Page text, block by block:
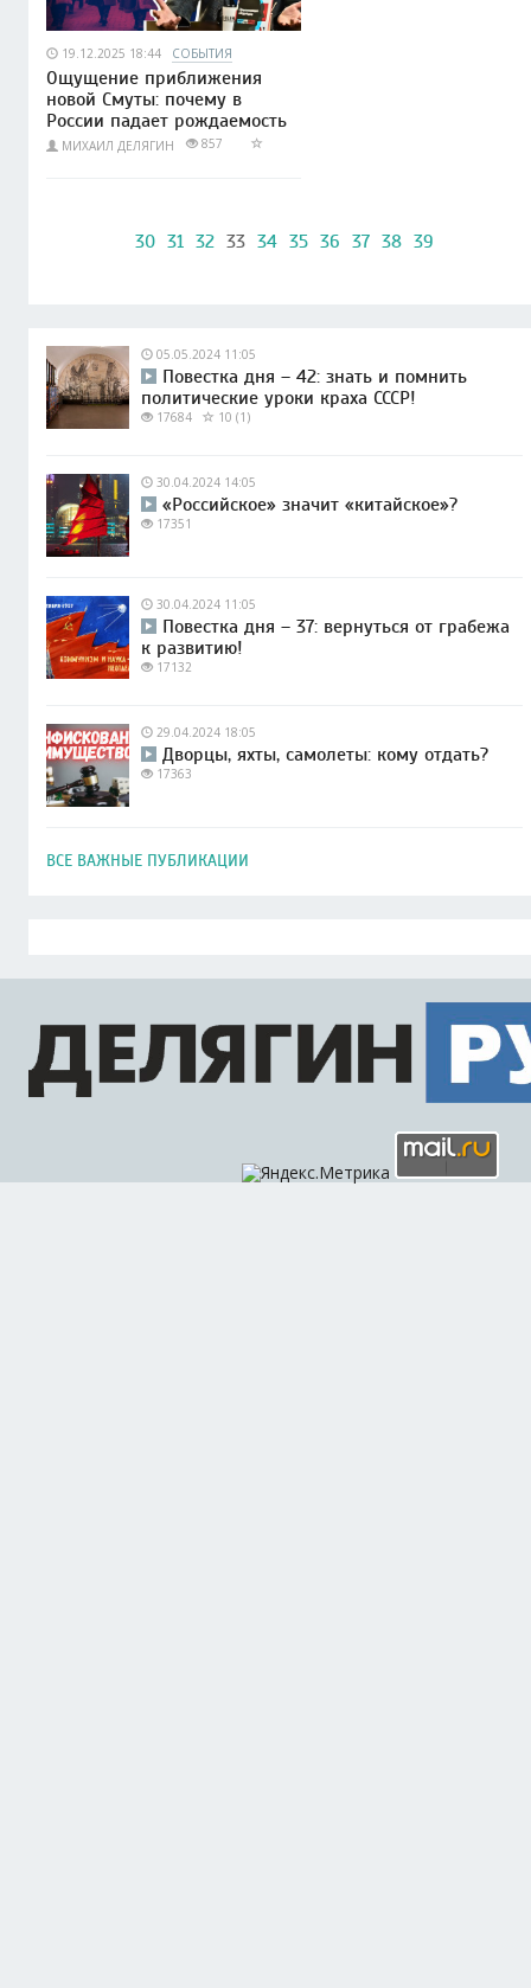
19.12.2025 18:44 СОБЫТИЯ
Ощущение приближения
новой Смуты: почему в
России падает рождаемость
МИХАИЛ ДЕЛЯГИН 857
30 31 32 33 34 35 36 37 38 39
05.05.2024 11:05
Повестка дня – 42: знать и помнить
политические уроки краха СССР!
17684 10 (1)
30.04.2024 14:05
«Российское» значит «китайское»?
17351
30.04.2024 11:05
Повестка дня – 37: вернуться от грабежа
к развитию!
17132
29.04.2024 18:05
Дворцы, яхты, самолеты: кому отдать?
17363
ВСЕ ВАЖНЫЕ ПУБЛИКАЦИИ